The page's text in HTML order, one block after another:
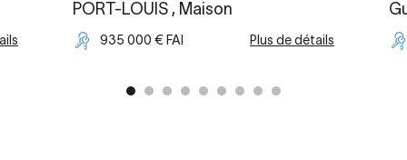
PORT-LOUIS , Maison
935 000 € FAI Plus de détails